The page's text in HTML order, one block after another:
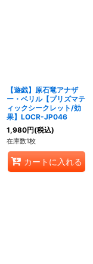
【遊戯】原石竜アナザ
ー・ベリル【プリズマテ
ィックシークレット/効
果】LOCR-JP046
1,980円(税込)
在庫数1枚
カートに入れる